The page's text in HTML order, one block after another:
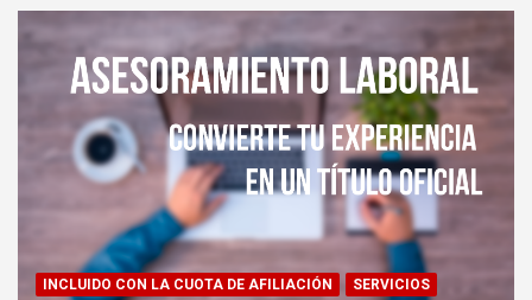
INCLUIDO CON LA CUOTA DE AFILIACIÓN SERVICIOS